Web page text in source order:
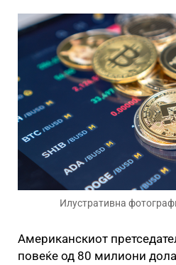
Илустративна
Американскиот
повеќе од 80 милиони